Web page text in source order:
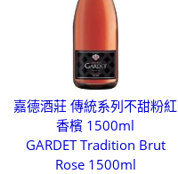
嘉德酒莊 傳統系列不甜粉紅
香檳 1500ml
GARDET Tradition Brut
Rose 1500ml